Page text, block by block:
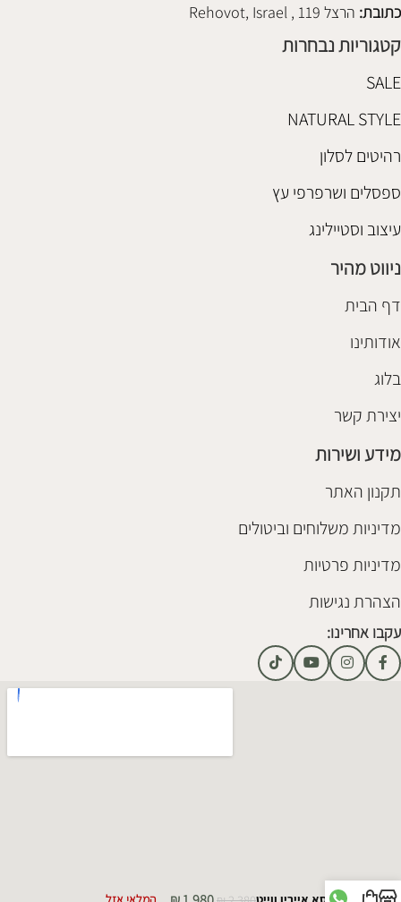
כתובת: הרצל 119 , Rehovot, Israel
קטגוריות נבחרות
SALE
NATURAL STYLE
רהיטים לסלון
ספסלים ושרפרפי עץ
עיצוב וסטיילינג
ניווט מהיר
דף הבית
אודותינו
בלוג
יצירת קשר
מידע ושירות
תקנון האתר
מדיניות משלוחים וביטולים
מדיניות פרטיות
הצהרת נגישות
עקבו אחרינו: